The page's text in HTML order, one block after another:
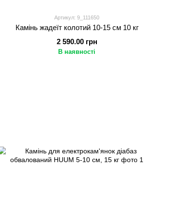
Артикул: 9_111650
Камінь жадеїт колотий 10-15 см 10 кг
2 590.00 грн
В наявності